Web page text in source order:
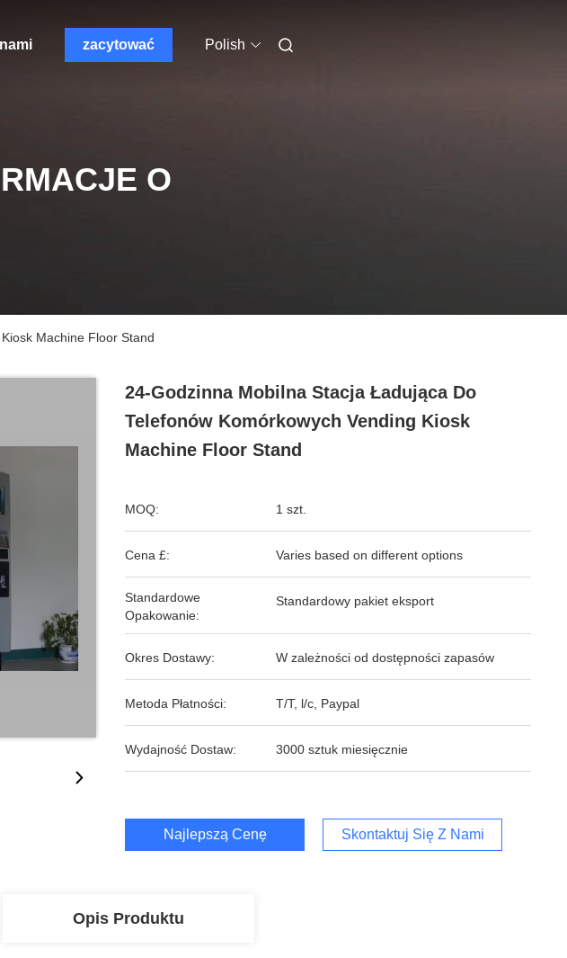
zacytować Polish
O
Machine Floor Stand
24-Godzinna Mobilna Stacja Ładująca Do
Telefonów Komórkowych Vending Kiosk
Machine Floor Stand
MOQ: 1 szt.
Cena £: Varies based on different options
Standardowe
Opakowanie:
Standardowy pakiet eksport
Okres Dostawy: W zależności od dostępności zapasów
Metoda Płatności: T/T, l/c, Paypal
Wydajność Dostaw: 3000 sztuk miesięcznie
Najlepszą Cenę Skontaktuj Się Z Nami
Opis Produktu